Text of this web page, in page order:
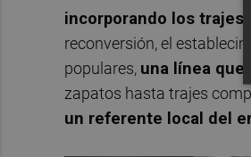
incorporando los trajes
reconversión, el
populares, una línea que
zapatos hasta trajes
un referente local del